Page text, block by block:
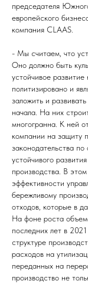
председателя
европейского
компания CLAAS.
- Мы считаем, что
Оно должно быть
устойчивое
политизировано и
заложить и
начала. На них
многогранна. К ней
компании на защиту
законодательства
устойчивого
производства. В
эффективности
бережливому
отходов, которые в
На фоне роста
последних лет в
структуре
расходов на
переданных на
производство не